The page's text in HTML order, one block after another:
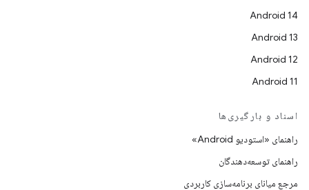
Android 14
Android 13
Android 12
Android 11
اسناد و بارگیری‌ها
راهنمای «استودیو Android»
راهنمای توسعه‌دهندگان
مرجع میانای برنامه‌سازی کاربردی